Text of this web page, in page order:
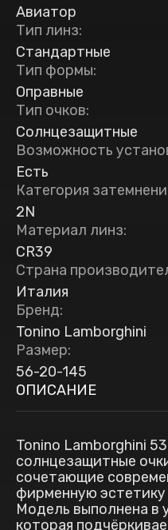
Авиатор
Тип линз:
Стандартные
Тип формы:
Оправные
Тип очков:
Солнцезащитные
Возможность
Есть
Категория
2N
Материал линз:
CR39
Страна
Италия
Бренд:
Tonino Lamborghini
Размер:
56-20-145
ОПИСАНИЕ
Tonino Lamborghini
солнцезащитные
сочетающие
фирменную эстетику
Модель выполнена в
которая